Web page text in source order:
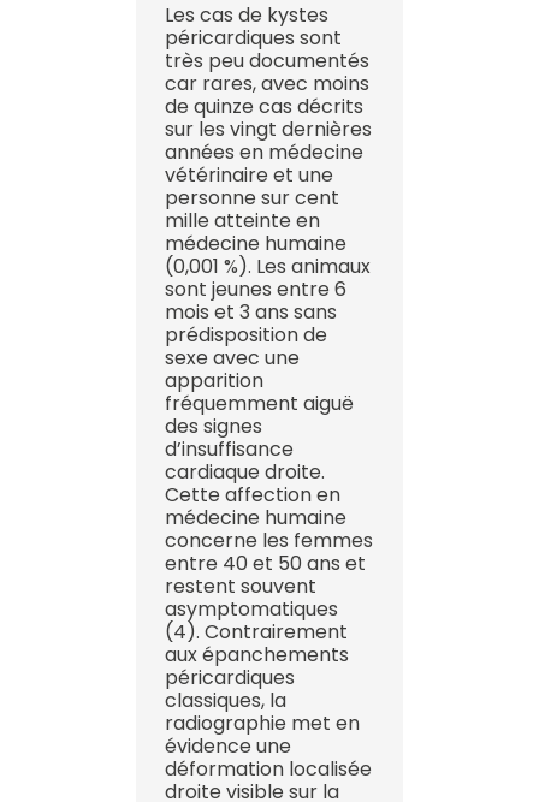
Les cas de kystes
péricardiques sont
très peu documentés
car rares, avec moins
de quinze cas décrits
sur les vingt dernières
années en médecine
vétérinaire et une
personne sur cent
mille atteinte en
médecine humaine
(0,001 %). Les animaux
sont jeunes entre 6
mois et 3 ans sans
prédisposition de
sexe avec une
apparition
fréquemment aiguë
des signes
d’insuffisance
cardiaque droite.
Cette affection en
médecine humaine
concerne les femmes
entre 40 et 50 ans et
restent souvent
asymptomatiques
(4). Contrairement
aux épanchements
péricardiques
classiques, la
radiographie met en
évidence une
déformation localisée
droite visible sur la